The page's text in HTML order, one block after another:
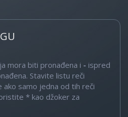
mora biti pronađena i - ispred
Stavite listu reči
ako samo jedna od tih reči
* kao džoker za